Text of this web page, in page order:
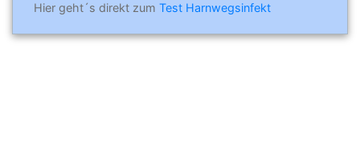
Hier geht´s direkt zum Test Harnwegsinfekt